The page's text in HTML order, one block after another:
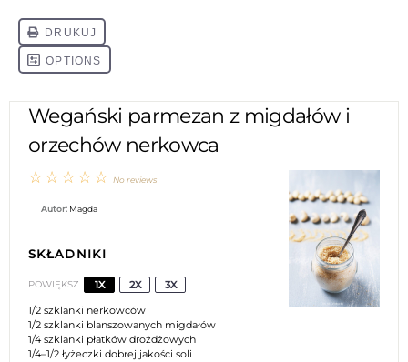
Wegański parmezan z migdałów i
orzechów nerkowca
☆
☆
☆
☆
☆ No reviews
Autor: Magda
SKŁADNIKI
POWIĘKSZ 1X 2X
3X
1/2 szklanki nerkowców
1/2 szklanki blanszowanych migdałów
1/4 szklanki płatków drożdżowych
1/4–1/2 łyżeczki dobrej jakości soli